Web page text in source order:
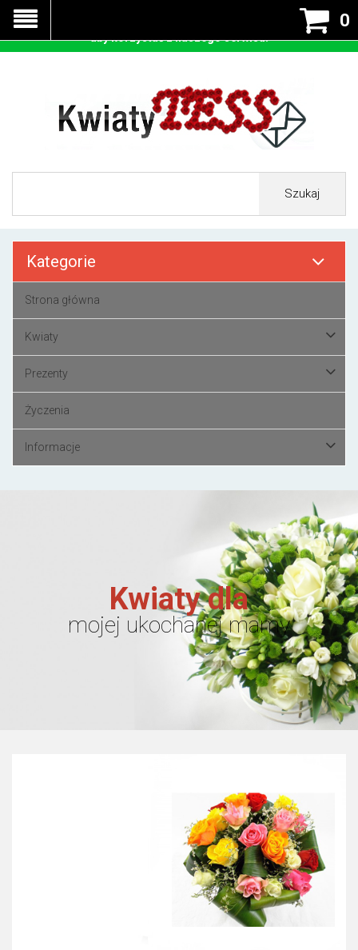
0
Szukaj
Kategorie
Strona główna
Kwiaty
Prezenty
Życzenia
Informacje
Kwiaty dla
mojej ukochanej mamy
Nasza strona korzysta z cookies - czyli tzw ciastek w celu
prawidłowego działania. Zaakceptuj przyjmowanie cookies
aby korzystać z naszego serwisu.